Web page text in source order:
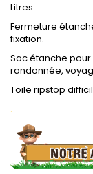
Litres.
Fermeture
fixation.
Sac étanche
randonnée,
Toile ripstop
.